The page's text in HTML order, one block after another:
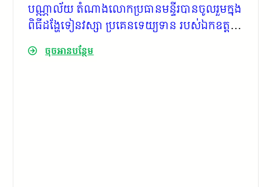
បណ្ណាល័យ​ តំណាងលោកប្រធានមន្ទីរបានចូលរួមក្នុង
ពិធីដង្ហែទៀនវស្សា​ ប្រគេនទេយ្យទាន​ របស់ឯកឧត្តម​
វេជ្ជបណ្ឌិត​ ទៅ​ មឹង​ ប្រធានមន្ទីរសុខាភិបាលនៃ
រដ្ឋបាលខេត្ត​ ព្រមទាំងមន្ត្រីក្រោមឱវាទ​ សម្រា​ប់ប្រគេ​
ចុចអានបន្ថែម